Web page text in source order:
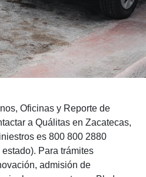
Oficinas y Reporte de
a Quálitas en Zacatecas,
es 800 800 2880
Para trámites
admisión de